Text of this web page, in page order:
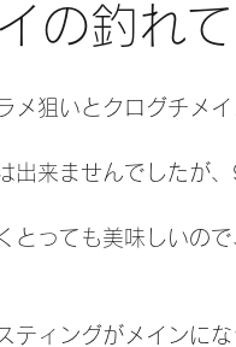
の釣れ
メ狙いとクログチメ
出来ませんでしたが
とっても美味しいの
ティングがメインに